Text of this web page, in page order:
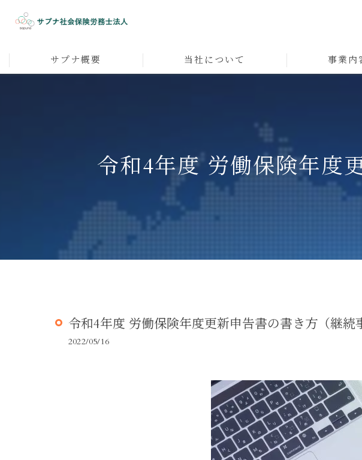
サプナ概要 当社について
人事企画
マネジメント
社員研修
事業内
採用戦略
人事制度構築
令和4年度 労働保険年度
令和4年度 労働保険年度更新申告書の書き方（継続
2022/05/16